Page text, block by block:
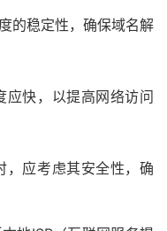
的稳定性，确保域名解
应快，以提高网络访问
，应考虑其安全性，确